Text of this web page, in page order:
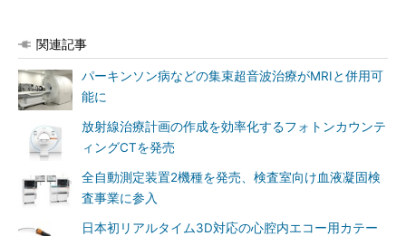
関連記事
パーキンソン病などの集束超音波治療がMRIと併用可
能に
放射線治療計画の作成を効率化するフォトンカウンテ
ィングCTを発売
全自動測定装置2機種を発売、検査室向け血液凝固検
査事業に参入
日本初リアルタイム3D対応の心腔内エコー用カテー